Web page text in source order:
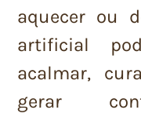
aquecer ou
artificial
acalmar,
gerar